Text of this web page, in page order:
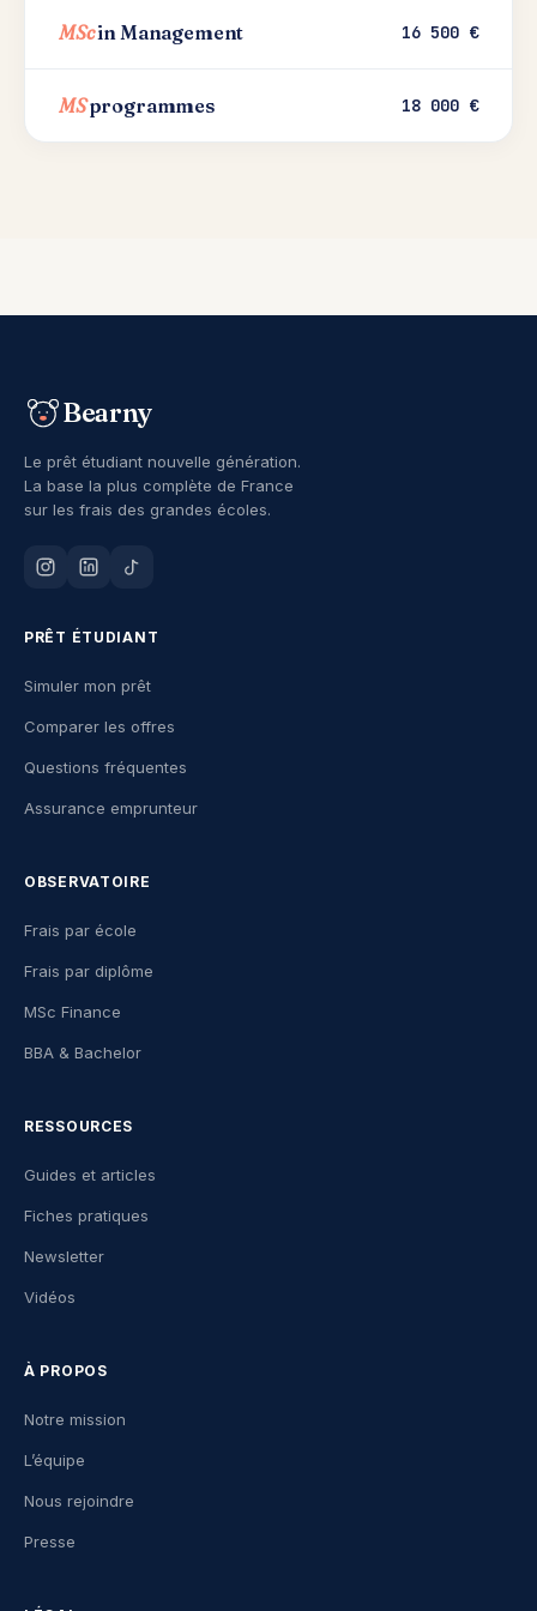
MScin Management 16 500 €
MSprogrammes 18 000 €
Bearny
Le prêt étudiant nouvelle génération.
La base la plus complète de France
sur les frais des grandes écoles.
PRÊT ÉTUDIANT
Simuler mon prêt
Comparer les offres
Questions fréquentes
Assurance emprunteur
OBSERVATOIRE
Frais par école
Frais par diplôme
MSc Finance
BBA & Bachelor
RESSOURCES
Guides et articles
Fiches pratiques
Newsletter
Vidéos
À PROPOS
Notre mission
L’équipe
Nous rejoindre
Presse